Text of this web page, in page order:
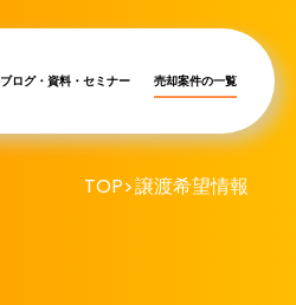
ブログ・資料・セミナー 売却案件の一覧
TOP>譲渡希望情報